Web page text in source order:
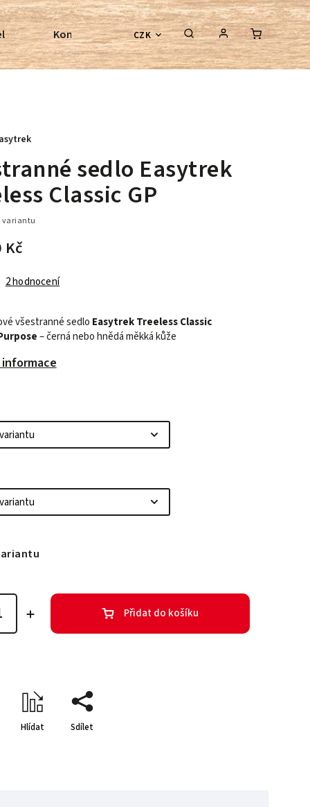
CZK
Kontroly bezkostrových sedel Poradenství
sedlo Easytrek
Classic GP
variantu
Kč
2 hodnocení
všestranné sedlo Easytrek Treeless Classic
– černá nebo hnědá měkká kůže
Přidat do košíku
Hlídat Sdílet